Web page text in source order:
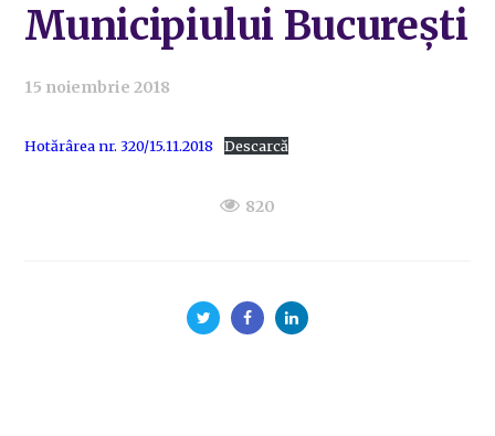
Municipiului Bucureşti
15 noiembrie 2018
Hotărârea nr. 320/15.11.2018 Descarcă
820